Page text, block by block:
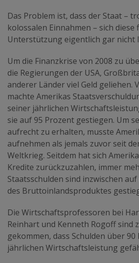
Das Problem ist, dass der Staat –
kolossalen Einnahmen – sich diese
Unterstützung eigentlich gar nicht
Um die Finanzkrise von 2008 zu
die Regierungen der USA,
anderer Länder viel Geld geliehen.
machte Amerikas
seiner jährlichen
sie auf 95 Prozent gestiegen. Um
aufrecht zu erhalten, musste
aufnehmen als jemals zuvor seit
Weltkrieg. Seitdem hat sich
Kredite zurückzuzahlen, immer
Staatsschulden sind inzwischen
des Bruttoinlandsproduktes
Die Wirtschaftsprofessoren bei
Reinhart und Kenneth Rogoff sind
gekommen, dass Schulden über 90
jährlichen Wirtschaftsleistung